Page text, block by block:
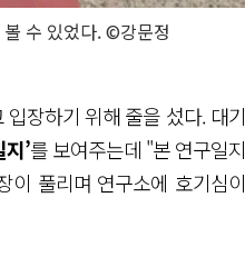
볼 수 있었다. ©강문정
장하기 위해 줄을 섰다. 대기
’를 보여주는데 "본 연구일지
이 풀리며 연구소에 호기심이